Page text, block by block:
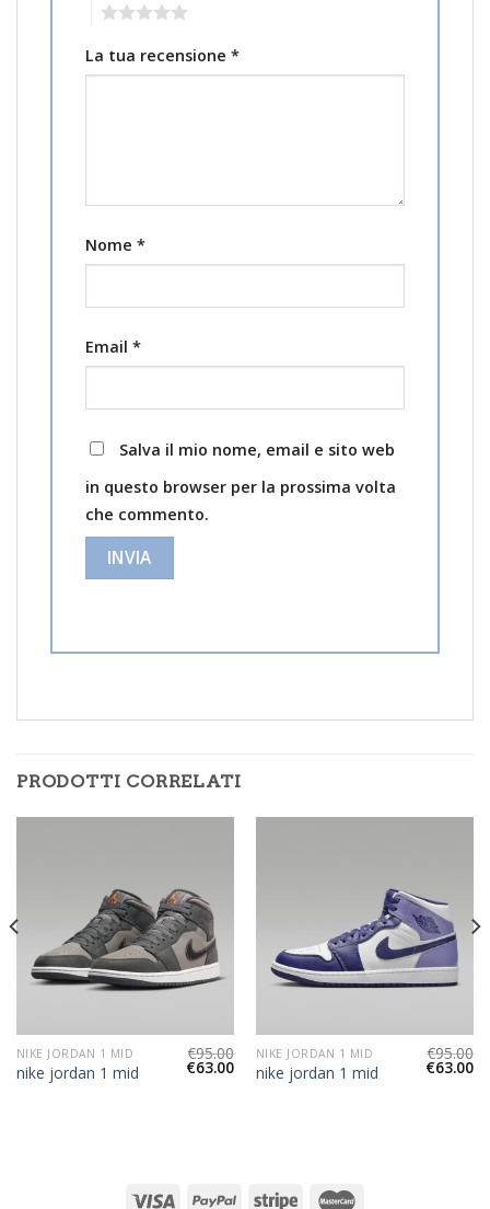
La tua recensione *
Nome *
Email *
Salva il mio nome, email e sito web
in questo browser per la prossima volta
che commento.
PRODOTTI CORRELATI
NIKE JORDAN 1 MID
nike jordan 1 mid
€95.00
€63.00
NIKE JORDAN 1 MID
nike jordan 1 mid
€95.00
€63.00